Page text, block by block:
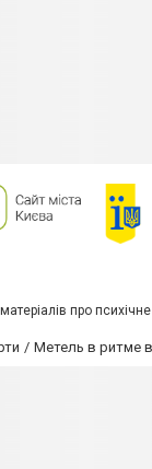
про
Метель в ритме